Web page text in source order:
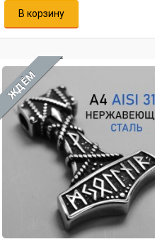
В корзину
ЖДЁМ